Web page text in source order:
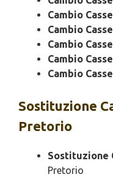
Cambio
Cambio
Cambio
Cambio
Cambio
Sostituzione
Pretorio
Sostituzione
Pretorio